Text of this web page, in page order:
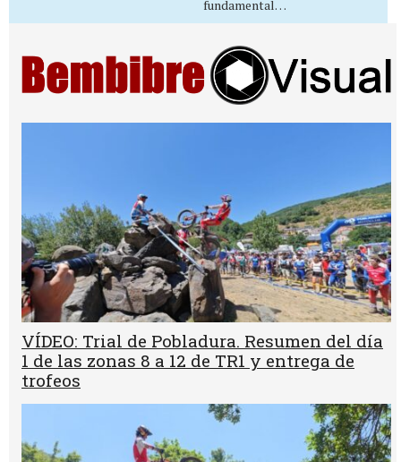
fundamental…
VÍDEO: Trial de Pobladura. Resumen del día
1 de las zonas 8 a 12 de TR1 y entrega de
trofeos